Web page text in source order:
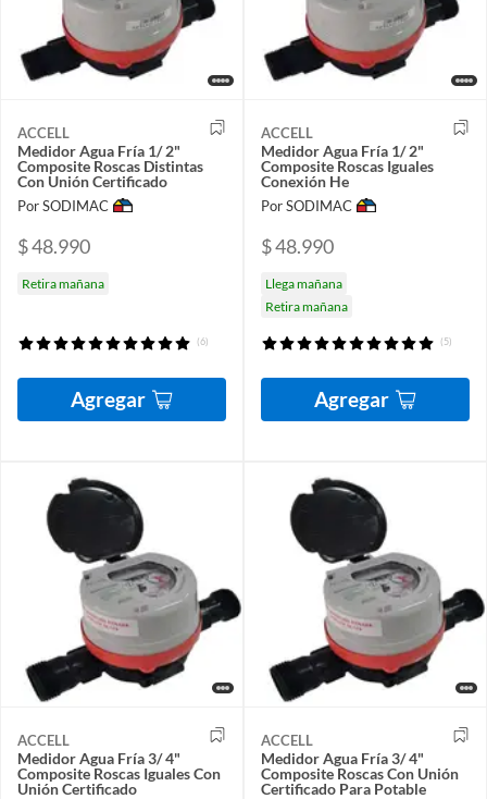
ACCELL
Medidor Agua Fría 1/ 2"
Composite Roscas Distintas
Con Unión Certificado
Por SODIMAC
$ 48.990
Retira mañana
(6)
Agregar
ACCELL
Medidor Agua Fría 1/ 2"
Composite Roscas Iguales
Conexión He
Por SODIMAC
$ 48.990
Llega mañana
Retira mañana
(5)
Agregar
ACCELL
Medidor Agua Fría 3/ 4"
Composite Roscas Iguales Con
Unión Certificado
ACCELL
Medidor Agua Fría 3/ 4"
Composite Roscas Con Unión
Certificado Para Potable